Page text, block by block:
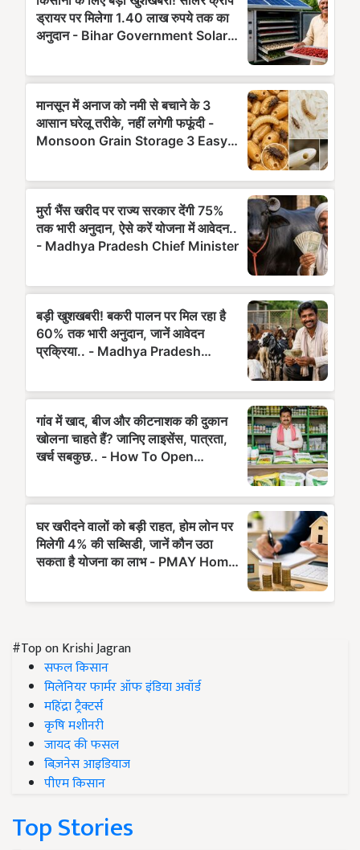
#Top on Krishi Jagran
सफल किसान
मिलेनियर फार्मर ऑफ इंडिया अवॉर्ड
महिंद्रा ट्रैक्टर्स
कृषि मशीनरी
जायद की फसल
बिज़नेस आइडियाज
पीएम किसान
Top Stories